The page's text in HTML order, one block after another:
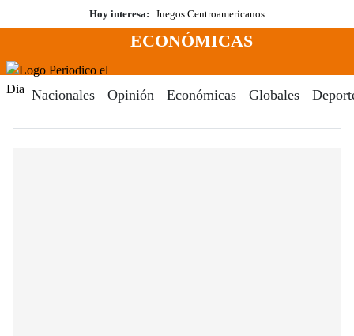
al
Hoy interesa: Juegos Centroamericanos
Menú
ECONÓMICAS
Nacionales Opinión Económicas Globales